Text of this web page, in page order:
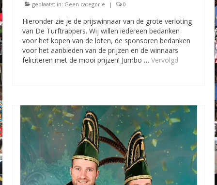
geplaatst in: Geen categorie | 0
Hieronder zie je de prijswinnaar van de grote verloting
van De Turftrappers. Wij willen iedereen bedanken
voor het kopen van de loten, de sponsoren bedanken
voor het aanbieden van de prijzen en de winnaars
feliciteren met de mooi prijzen! Jumbo … Vervolgd